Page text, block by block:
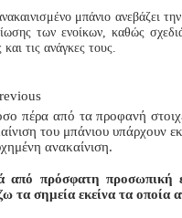
μπάνιο ανεβάζει
των ενοίκων, καθώς
και τις ανάγκες τους.
πέρα από τα προφανή
του μπάνιου υπάρχουν
ανακαίνιση.
από πρόσφατη προσωπική
τα σημεία εκείνα τα οποία